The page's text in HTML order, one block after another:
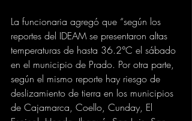
La funcionaria agregó que “según los
reportes del IDEAM se presentaron altas
temperaturas de hasta 36.2°C el sábado
en el municipio de Prado. Por otra parte,
según el mismo reporte hay riesgo de
deslizamiento de tierra en los municipios
de Cajamarca, Coello, Cunday, El